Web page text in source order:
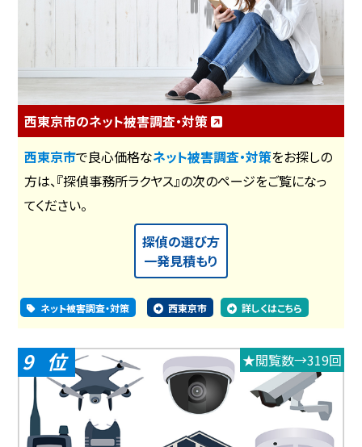
西東京市のネット被害調査・対策
西東京市で良心価格なネット被害調査・対策をお探しの
方は、『探偵事務所ラクヤス』の次のページをご覧になっ
てください。
探偵の選び方
一発見積もり
ネット被害調査・対策 西東京市 詳しくはこちら
9 ★閲覧数→319回